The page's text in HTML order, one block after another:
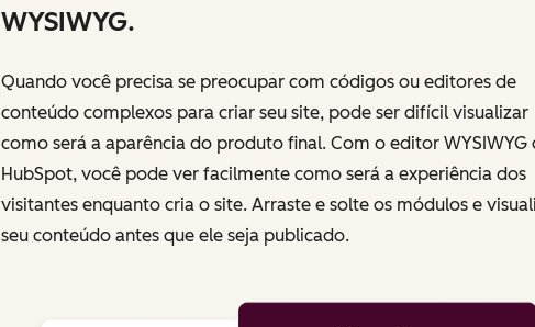
WYSIWYG.
Quando você precisa se preocupar com códigos ou editores de
conteúdo complexos para criar seu site, pode ser difícil visualizar
como será a aparência do produto final. Com o editor WYSIWYG
HubSpot, você pode ver facilmente como será a experiência dos
visitantes enquanto cria o site. Arraste e solte os módulos e
seu conteúdo antes que ele seja publicado.